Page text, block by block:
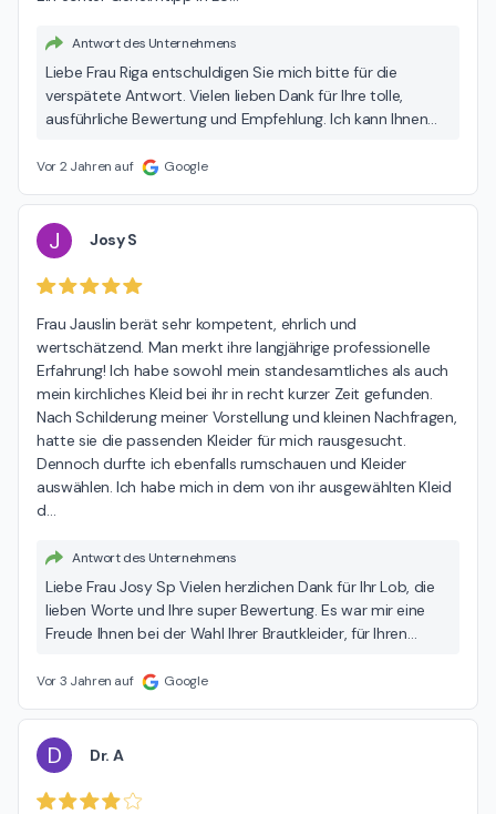
Antwort des Unternehmens
Liebe Frau Riga entschuldigen Sie mich bitte für die
verspätete Antwort. Vielen lieben Dank für Ihre tolle,
ausführliche Bewertung und Empfehlung. Ich kann Ihnen
charmante Kundin und es war sehr schön zu spüren wie
konnten. Sicher hatten Sie einen unvergesslichen
Hochzeitstag. Ich wünsche Ihnen alles Gute und grüsse Sie
herzlich. POUR ELLE Silvia Jauslin
Vor 2 Jahren auf Google
J Josy S
Frau Jauslin berät sehr kompetent, ehrlich und
wertschätzend. Man merkt ihre langjährige professionelle
Erfahrung! Ich habe sowohl mein standesamtliches als auch
mein kirchliches Kleid bei ihr in recht kurzer Zeit gefunden.
Nach Schilderung meiner Vorstellung und kleinen Nachfragen,
hatte sie die passenden Kleider für mich rausgesucht.
Dennoch durfte ich ebenfalls rumschauen und Kleider
auswählen. Ich habe mich in dem von ihr ausgewählten Kleid
d…
Antwort des Unternehmens
Liebe Frau Josy Sp Vielen herzlichen Dank für Ihr Lob, die
lieben Worte und Ihre super Bewertung. Es war mir eine
Freude Ihnen bei der Wahl Ihrer Brautkleider, für Ihren
eine liebenswerte Begegnung! Ich wünsche Ihnen schon
Grüsse POUR ELLE Brautmode Silvia Jauslin
Vor 3 Jahren auf Google
D Dr. A